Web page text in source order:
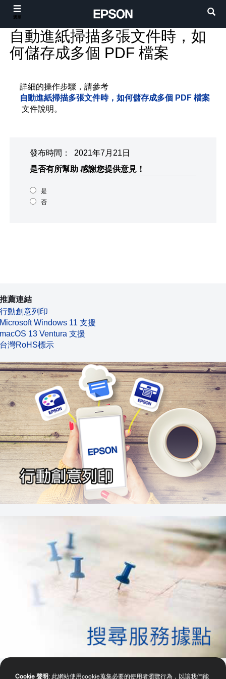
自動進紙掃描多張文件時，如
何儲存成多個 PDF 檔案
詳細的操作步驟，請參考
自動進紙掃描多張文件時，如何儲存成多個 PDF 檔案
文件說明。
發布時間： 2021年7月21日
是否有所幫助 感謝您提供意見！
是
否
推薦連結
行動創意列印
Microsoft Windows 11 支援
macOS 13 Ventura 支援
台灣RoHS標示
Cookie 聲明 : 此網站使用cookie蒐集必要的使用者瀏覽行為，以讓我們能